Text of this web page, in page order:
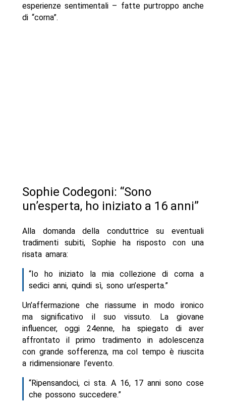
esperienze sentimentali – fatte purtroppo anche
di “corna”.
Sophie Codegoni: “Sono
un’esperta, ho iniziato a 16 anni”
Alla domanda della conduttrice su eventuali
tradimenti subiti, Sophie ha risposto con una
risata amara:
“Io ho iniziato la mia collezione di corna a
sedici anni, quindi sì, sono un’esperta.”
Un’affermazione che riassume in modo ironico
ma significativo il suo vissuto. La giovane
influencer, oggi 24enne, ha spiegato di aver
affrontato il primo tradimento in adolescenza
con grande sofferenza, ma col tempo è riuscita
a ridimensionare l’evento.
“Ripensandoci, ci sta. A 16, 17 anni sono cose
che possono succedere.”